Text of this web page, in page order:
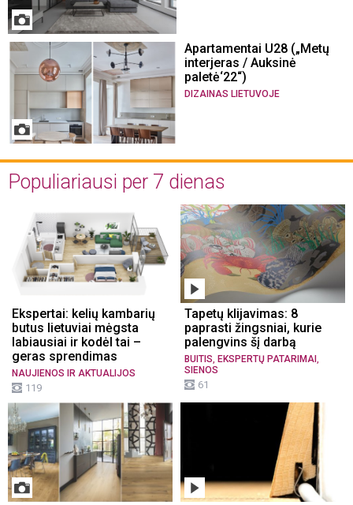
Apartamentai U28 („Metų
interjeras / Auksinė
paletė‘22“)
DIZAINAS LIETUVOJE
Populiariausi per 7 dienas
Ekspertai: kelių kambarių
butus lietuviai mėgsta
labiausiai ir kodėl tai –
geras sprendimas
NAUJIENOS IR AKTUALIJOS
119
Tapetų klijavimas: 8
paprasti žingsniai, kurie
palengvins šį darbą
BUITIS, EKSPERTŲ PATARIMAI ,
SIENOS
61